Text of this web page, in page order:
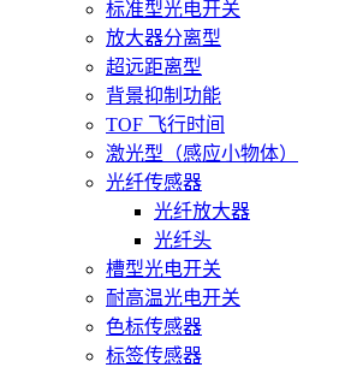
标准型光电开关
放大器分离型
超远距离型
背景抑制功能
TOF 飞行时间
激光型（感应小物体）
光纤传感器
光纤放大器
光纤头
槽型光电开关
耐高温光电开关
色标传感器
标签传感器